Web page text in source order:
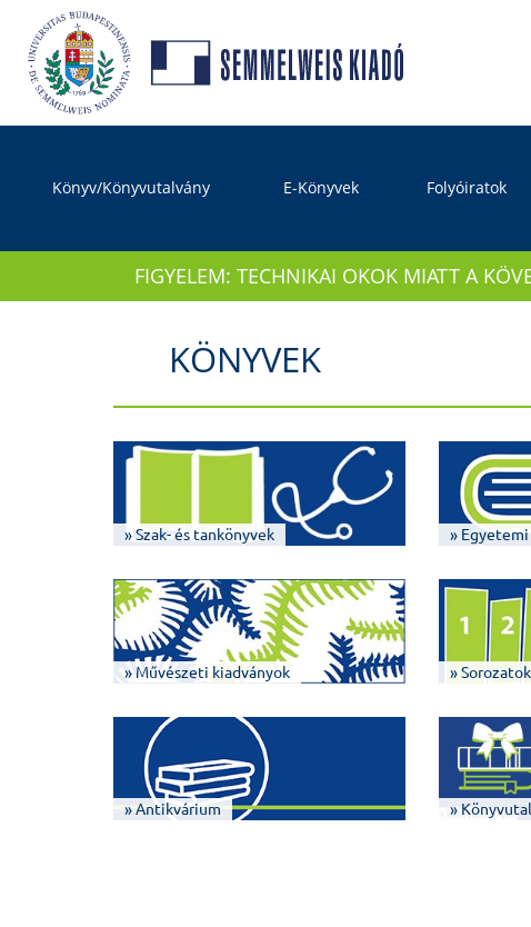
Könyv/Könyvutalvány E-Könyvek Folyóiratok
FIGYELEM: TECHNIKAI OKOK MIATT A
KÖNYVEK
» Szak- és tankönyvek »
» Művészeti kiadványok » Sorozatok
» Antikvárium »